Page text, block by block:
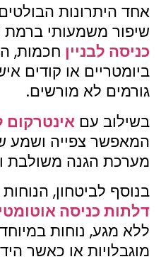
אחד היתרונות
שיפור משמעותי ברמת
כניסה לבניין חכמות,
ביומטריים או קודים
גורמים לא מורשים.
בשילוב עם אינטרקום
המאפשר צפייה ושמע
מערכת הגנה משולבת
בנוסף לביטחון,
דלתות כניסה
ללא מגע, נוחות
מוגבלויות או כאשר